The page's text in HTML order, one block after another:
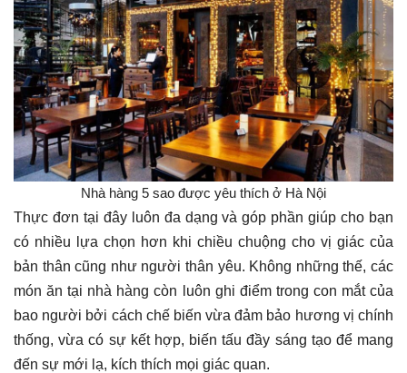
Nhà hàng 5 sao được yêu thích ở Hà Nội
Thực đơn tại đây luôn đa dạng và góp phần giúp cho bạn
có nhiều lựa chọn hơn khi chiều chuộng cho vị giác của
bản thân cũng như người thân yêu. Không những thế, các
món ăn tại nhà hàng còn luôn ghi điểm trong con mắt của
bao người bởi cách chế biến vừa đảm bảo hương vị chính
thống, vừa có sự kết hợp, biến tấu đầy sáng tạo để mang
đến sự mới lạ, kích thích mọi giác quan.